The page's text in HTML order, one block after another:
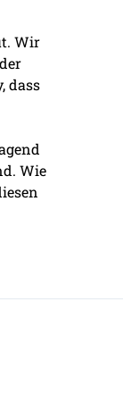
Wir
dass
Wie